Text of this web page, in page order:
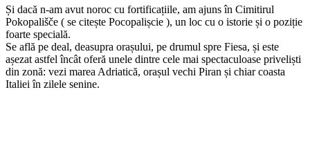
Și dacă n-am avut noroc cu fortificațiile, am ajuns în Cimitirul
Pokopališče ( se citește Pocopalișcie ), un loc cu o istorie și o poziție
foarte specială.
Se află pe deal, deasupra orașului, pe drumul spre Fiesa, și este
așezat astfel încât oferă unele dintre cele mai spectaculoase priveliști
din zonă: vezi marea Adriatică, orașul vechi Piran și chiar coasta
Italiei în zilele senine.